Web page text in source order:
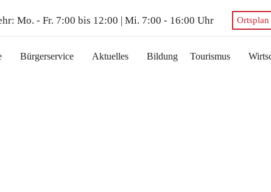
Mo. - Fr. 7:00 bis 12:00 | Mi. 7:00 - 16:00 Uhr Ortsplan
Bürgerservice Aktuelles Bildung Tourismus